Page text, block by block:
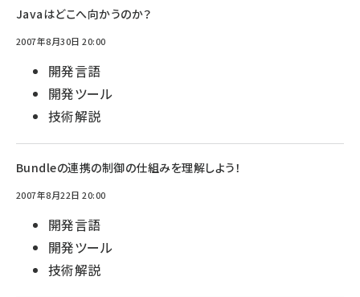
Javaはどこへ向かうのか？
2007年8月30日 20:00
開発言語
開発ツール
技術解説
Bundleの連携の制御の仕組みを理解しよう！
2007年8月22日 20:00
開発言語
開発ツール
技術解説